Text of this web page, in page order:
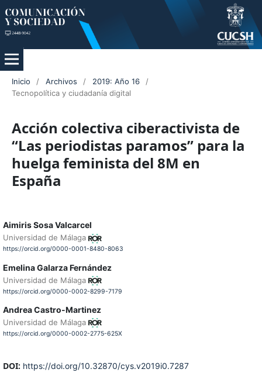
Inicio / Archivos / 2019: Año 16
/
Tecnopolítica y ciudadanía digital
Acción colectiva ciberactivista de
“Las periodistas paramos” para la
huelga feminista del 8M en
España
Aimiris Sosa Valcarcel
Universidad de Málaga
https://orcid.org/0000-0001-8480-8063
Emelina Galarza Fernández
Universidad de Málaga
https://orcid.org/0000-0002-8299-7179
Andrea Castro-Martinez
Universidad de Málaga
https://orcid.org/0000-0002-2775-625X
DOI: https://doi.org/10.32870/cys.v2019i0.7287